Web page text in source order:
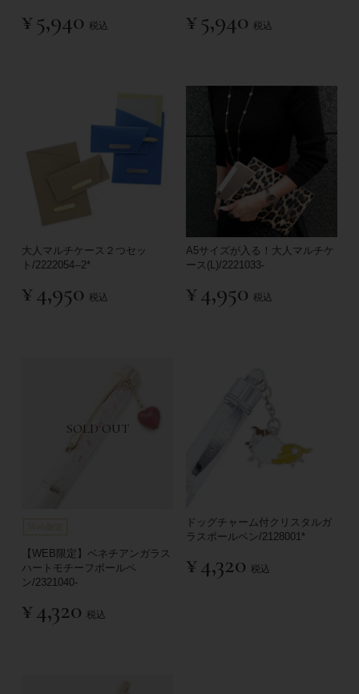
¥5,940 税込 ¥5,940 税込
大人マルチケース２つセッ
ト/2222054--2*
¥4,950 税込
A5サイズが入る！大人マルチケ
ース(L)/2221033-
¥4,950 税込
SOLD OUT
【WEB限定】ベネチアンガラス
ハートモチーフボールペ
ン/2321040-
¥4,320 税込
ドッグチャーム付クリスタルガ
ラスボールペン/2128001*
¥4,320 税込